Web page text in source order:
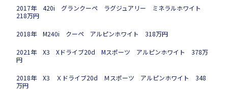
2017年 420i グランクーペ ラグジュアリー ミネラルホワイト
218万円
2018年 M240i クーペ アルピンホワイト 318万円
2021年 X3 Xドライブ20d Mスポーツ アルピンホワイト 378万
円
2018年 X3 Ｘドライブ20d Ｍスポーツ アルピンホワイト 348
万円